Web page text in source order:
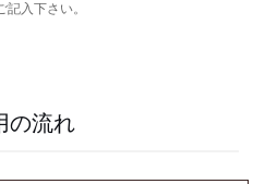
記入下さい。
の流れ